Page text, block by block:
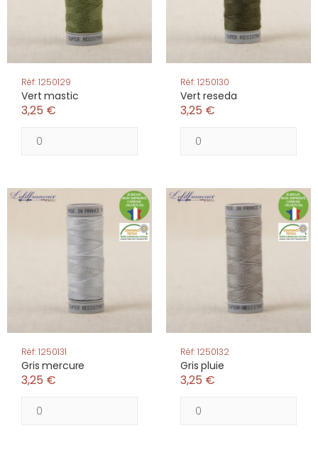
Réf: 1250129
Vert mastic
3,25 €
Réf: 1250130
Vert reseda
3,25 €
Réf: 1250131
Gris mercure
3,25 €
Réf: 1250132
Gris pluie
3,25 €